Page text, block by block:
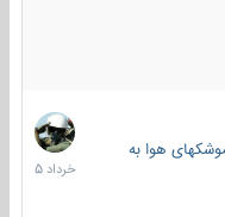
هوا به سطح
30
خرداد
1405